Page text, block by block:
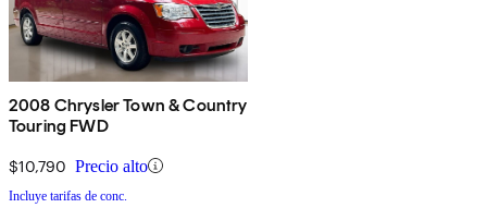
2008 Chrysler Town & Country
Touring FWD
$10,790 Precio alto
Incluye tarifas de conc.